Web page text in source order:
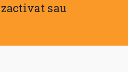
sau